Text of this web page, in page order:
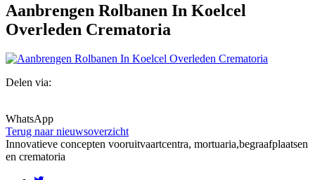
Aanbrengen Rolbanen In Koelcel
Overleden Crematoria
Delen via:
WhatsApp
Terug naar nieuwsoverzicht
Innovatieve concepten vooruitvaartcentra, mortuaria,begraafplaatsen
en crematoria